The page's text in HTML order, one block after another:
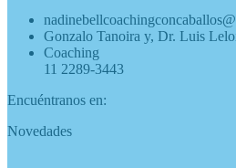
Gonzalo Tanoira y, Dr. Luis
Coaching
11 2289-3443
Encuéntranos en:
Abrir
Abrir
Abrir
Abrir
Novedades